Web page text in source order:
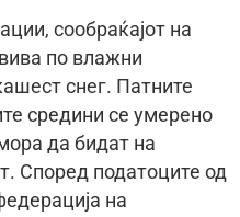
сообраќајот на
по влажни
снег. Патните
средини се умерено
да бидат на
Според податоците од
на